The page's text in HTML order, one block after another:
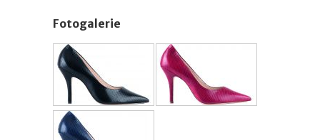
Fotogalerie